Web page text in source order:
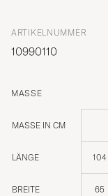
ARTIKELNUMMER
10990110
MASSE
MASSE IN CM
LÄNGE 104
BREITE 65